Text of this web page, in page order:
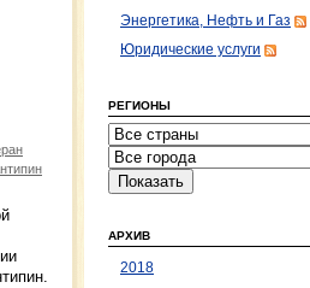
Энергетика, Нефть и Газ
Юридические услуги
РЕГИОНЫ
АРХИВ
2018